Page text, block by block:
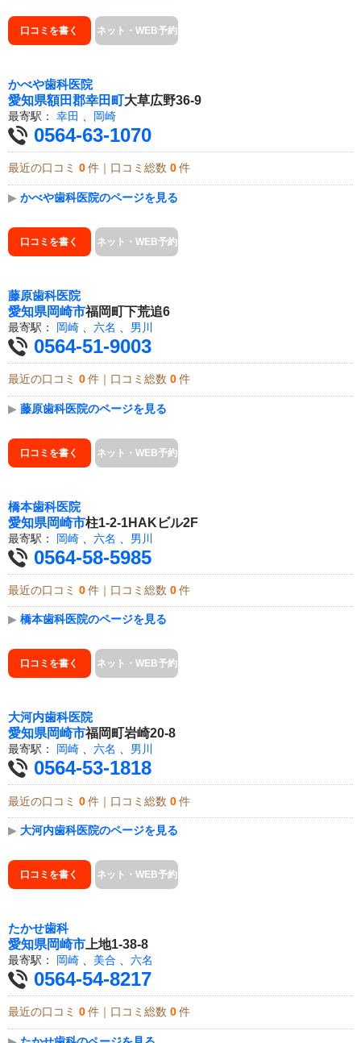
口コミを書く ネット・WEB予約
かべや歯科医院
愛知県額田郡幸田町大草広野36-9
最寄駅： 幸田 岡崎
0564-63-1070
最近の口コミ 0 件｜口コミ総数 0 件
▶ かべや歯科医院のページを見る
口コミを書く ネット・WEB予約
藤原歯科医院
愛知県岡崎市福岡町下荒追6
最寄駅： 岡崎 六名 男川
0564-51-9003
最近の口コミ 0 件｜口コミ総数 0 件
▶ 藤原歯科医院のページを見る
口コミを書く ネット・WEB予約
橋本歯科医院
愛知県岡崎市柱1-2-1HAKビル2F
最寄駅： 岡崎 六名 男川
0564-58-5985
最近の口コミ 0 件｜口コミ総数 0 件
▶ 橋本歯科医院のページを見る
口コミを書く ネット・WEB予約
大河内歯科医院
愛知県岡崎市福岡町岩崎20-8
最寄駅： 岡崎 、 六名 、 男川
0564-53-1818
最近の口コミ 0 件｜口コミ総数 0 件
▶ 大河内歯科医院のページを見る
口コミを書く ネット・WEB予約
たかせ歯科
愛知県岡崎市 上地1-38-8
最寄駅： 岡崎 美合 六名
0564-54-8217
最近の口コミ 0 件｜口コミ総数 0 件